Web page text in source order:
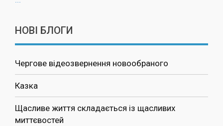
НОВІ БЛОГИ
Чергове відеозвернення новообраного
Казка
Щасливе життя складається із щасливих
миттєвостей